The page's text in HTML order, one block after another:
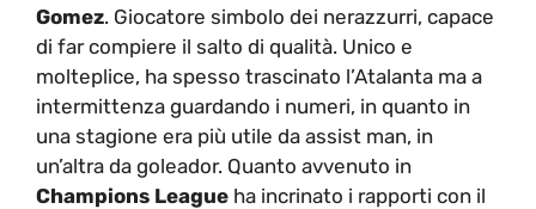
Gomez. Giocatore simbolo dei nerazzurri, capace
di far compiere il salto di qualità. Unico e
molteplice, ha spesso trascinato l’Atalanta ma a
intermittenza guardando i numeri, in quanto in
una stagione era più utile da assist man, in
un’altra da goleador. Quanto avvenuto in
Champions League ha incrinato i rapporti con il